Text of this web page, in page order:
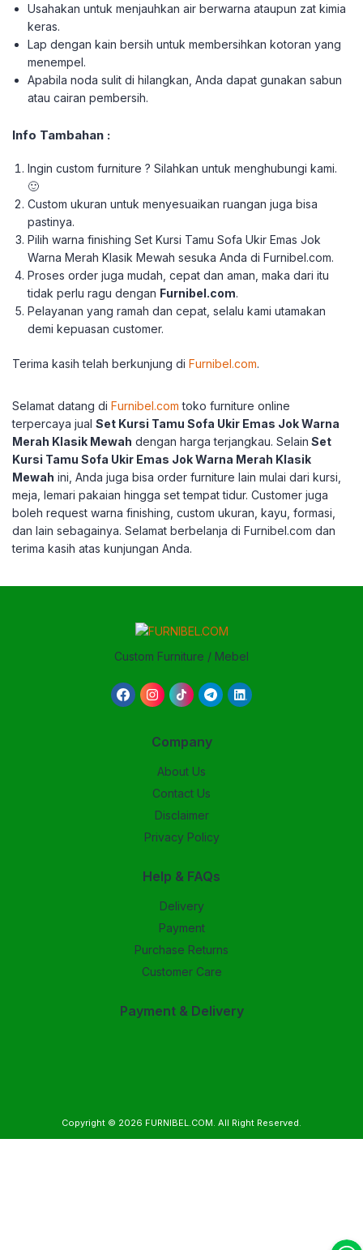
Usahakan untuk menjauhkan air berwarna ataupun zat kimia
keras.
Lap dengan kain bersih untuk membersihkan kotoran yang
menempel.
Apabila noda sulit di hilangkan, Anda dapat gunakan sabun
atau cairan pembersih.
Info Tambahan :
Ingin custom furniture ? Silahkan untuk menghubungi kami.
🙂
Custom ukuran untuk menyesuaikan ruangan juga bisa
pastinya.
Pilih warna finishing Set Kursi Tamu Sofa Ukir Emas Jok
Warna Merah Klasik Mewah sesuka Anda di Furnibel.com.
Proses order juga mudah, cepat dan aman, maka dari itu
tidak perlu ragu dengan Furnibel.com.
Pelayanan yang ramah dan cepat, selalu kami utamakan
demi kepuasan customer.
Terima kasih telah berkunjung di Furnibel.com.
Selamat datang di Furnibel.com toko furniture online
terpercaya jual Set Kursi Tamu Sofa Ukir Emas Jok Warna
Merah Klasik Mewah dengan harga terjangkau. Selain Set
Kursi Tamu Sofa Ukir Emas Jok Warna Merah Klasik
Mewah ini, Anda juga bisa order furniture lain mulai dari kursi,
meja, lemari pakaian hingga set tempat tidur. Customer juga
boleh request warna finishing, custom ukuran, kayu, formasi,
dan lain sebagainya. Selamat berbelanja di Furnibel.com dan
terima kasih atas kunjungan Anda.
Custom Furniture / Mebel
Company
About Us
Contact Us
Disclaimer
Privacy Policy
Help & FAQs
Delivery
Payment
Purchase Returns
Customer Care
Payment & Delivery
Copyright © 2026 FURNIBEL.COM. All Right Reserved.